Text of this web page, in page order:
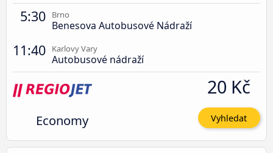
5:30 Brno
Benesova Autobusové Nádraží
11:40 Karlovy Vary
Autobusové nádraží
Economy
20 Kč
Vyhledat